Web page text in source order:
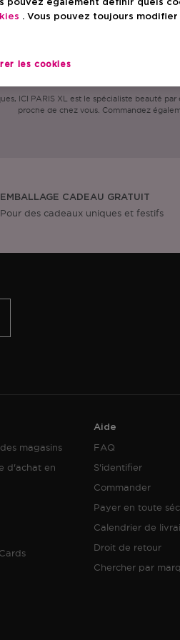
ICI PARIS XL est le spécialiste beauté
proche de chez vous. Commandez
EMBALLAGE CADEAU GRATUIT
Pour des cadeaux uniques et festifs
magasins
d'achat en
Aide
FAQ
S'identifier
Commander
Payer en toute
Calendrier de
Droit de retour
Chercher par
pouvez également définir quels
. Vous pouvez toujours
les cookies